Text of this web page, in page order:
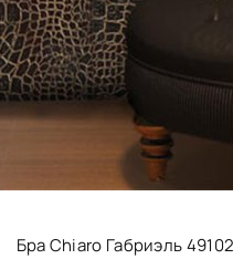
Бра Chiaro Габриэль